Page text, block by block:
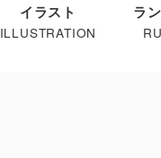
イラスト
ILLUSTRATION
ラ